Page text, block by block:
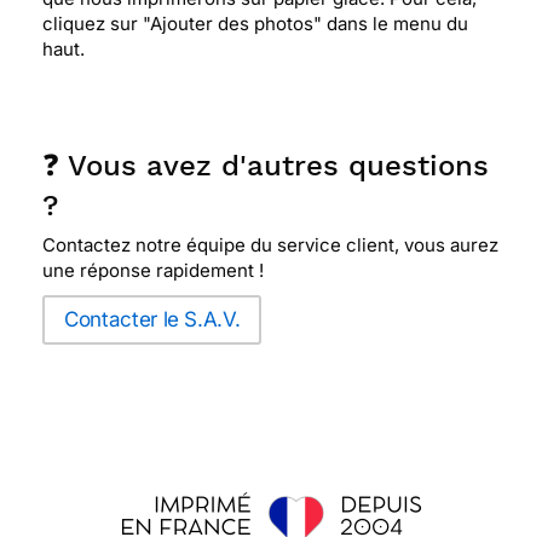
cliquez sur "Ajouter des photos" dans le menu du
haut.
❓ Vous avez d'autres questions
?
Contactez notre équipe du service client, vous aurez
une réponse rapidement !
Contacter le S.A.V.